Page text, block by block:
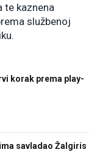
te kaznena
službenoj
korak prema play-
savladao Žalgiris